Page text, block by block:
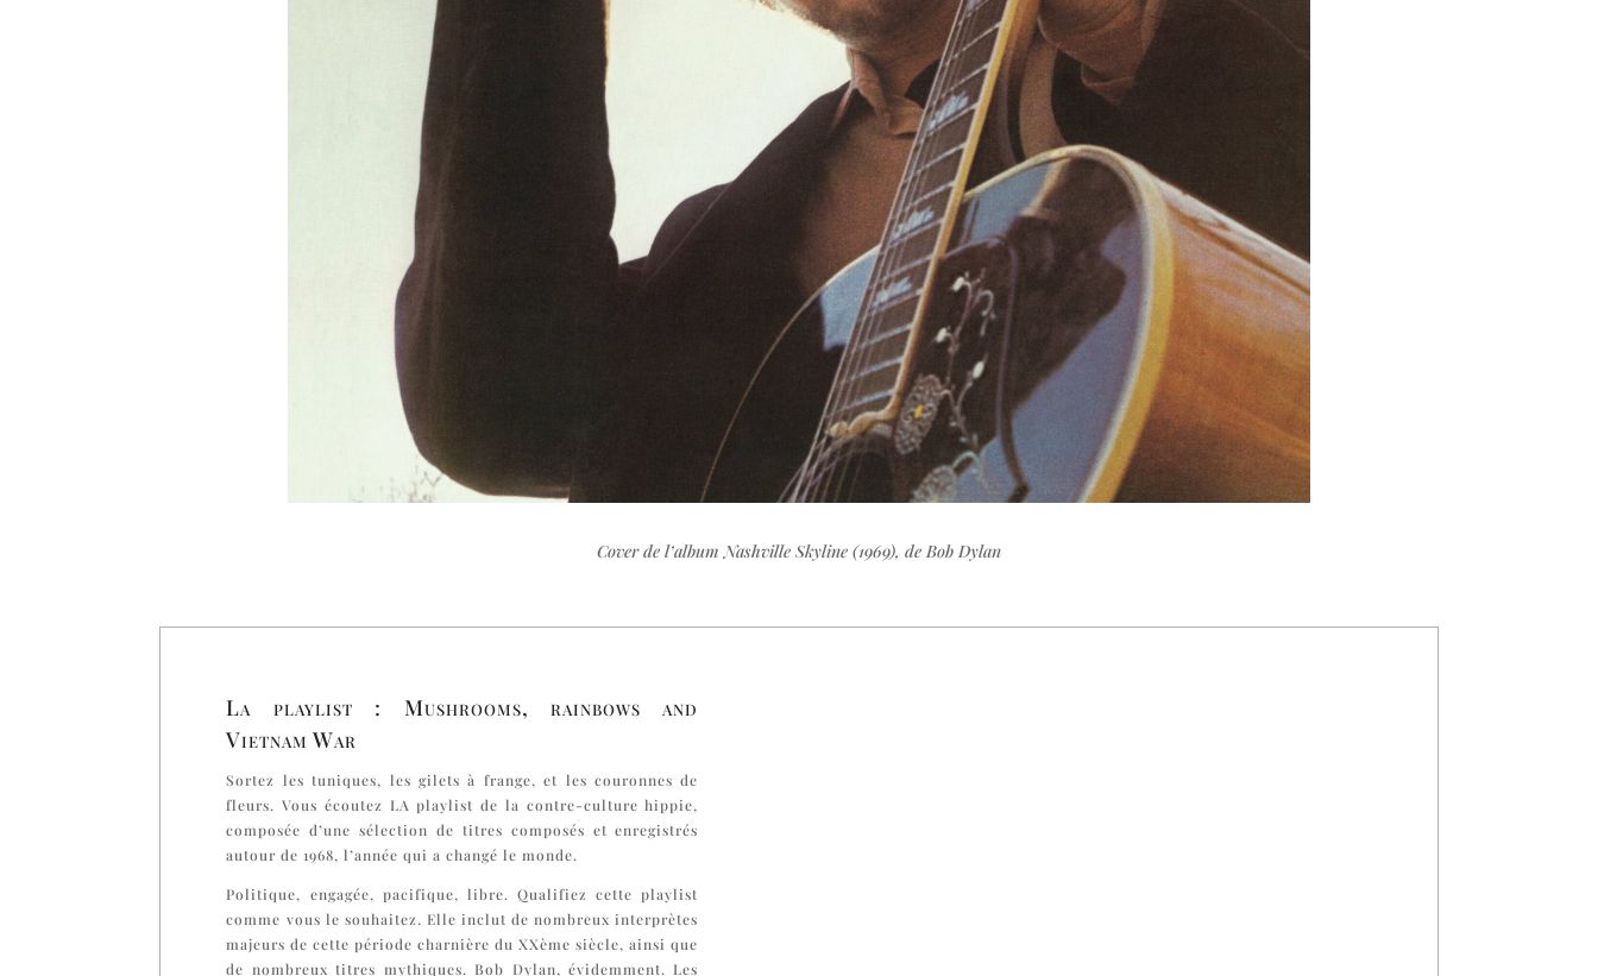
Cover de l’album Nashville Skyline (1969), de Bob Dylan
La playlist : Mushrooms, rainbows and
Vietnam War
Sortez les tuniques, les gilets à frange, et les couronnes de
fleurs. Vous écoutez LA playlist de la contre-culture hippie,
composée d’une sélection de titres composés et enregistrés
autour de 1968, l’année qui a changé le monde.
Politique, engagée, pacifique, libre. Qualifiez cette playlist
comme vous le souhaitez. Elle inclut de nombreux interprètes
majeurs de cette période charnière du XXème siècle, ainsi que
de nombreux titres mythiques. Bob Dylan, évidemment. Les